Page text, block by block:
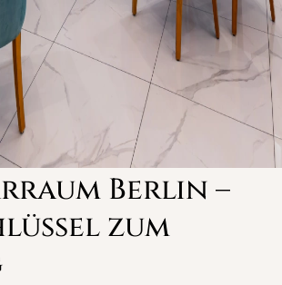
Berlin –
zum
/ Sensible Anlässe